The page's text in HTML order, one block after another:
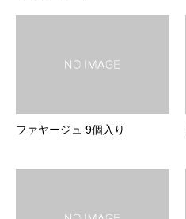
ファヤージュ 9個入り